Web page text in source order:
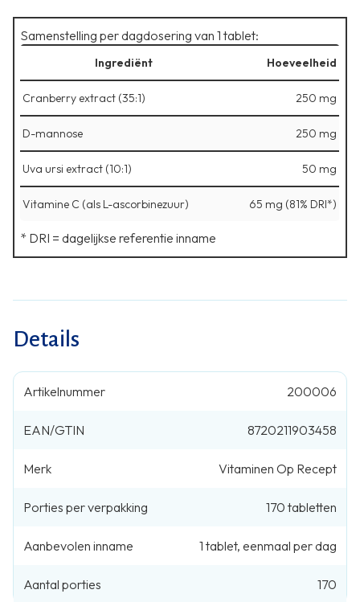
Details
Artikelnummer 200006
EAN/GTIN 8720211903458
Merk Vitaminen Op Recept
Porties per verpakking 170 tabletten
Aanbevolen inname 1 tablet, eenmaal per dag
Aantal porties 170
Samenstelling per dagdosering van 1 tablet:
Ingrediënt Hoeveelheid
Cranberry extract (35:1) 250 mg
D-mannose 250 mg
Uva ursi extract (10:1) 50 mg
Vitamine C (als L-ascorbinezuur) 65 mg (81% DRI*)
* DRI = dagelijkse referentie inname